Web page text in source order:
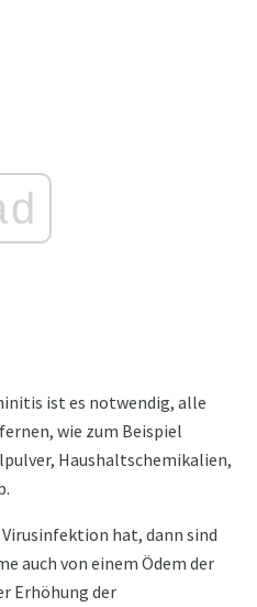
ist es notwendig, alle
wie zum Beispiel
Haushaltschemikalien,
hat, dann sind
auch von einem Ödem der
Erhöhung der